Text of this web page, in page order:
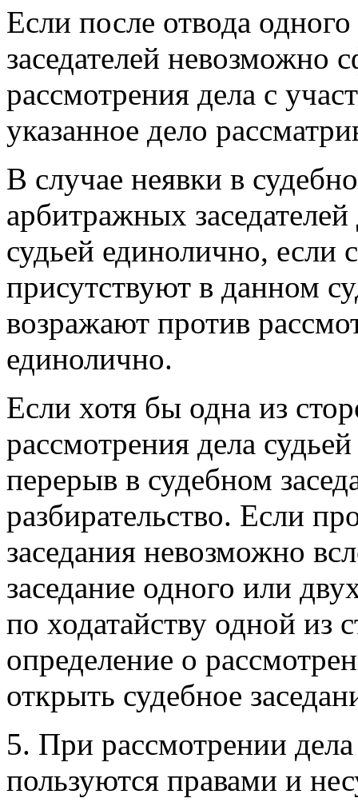
Если после отвода
заседателей невозможно
рассмотрения дела с
указанное дело
В случае неявки в
арбитражных
судьей единолично, если
присутствуют в данном
возражают против
единолично.
Если хотя бы одна из
рассмотрения дела
перерыв в судебном
разбирательство. Если
заседания невозможно
заседание одного или
по ходатайству одной из
определение о
открыть судебное
5. При рассмотрении
пользуются правами и